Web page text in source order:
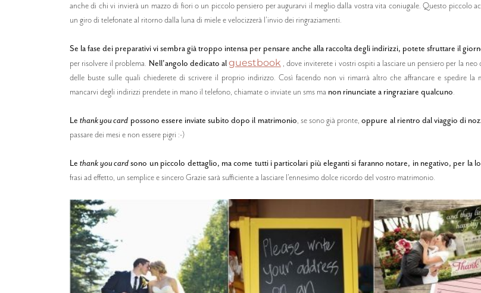
anche di chi vi invierà un mazzo di fiori o un piccolo pensiero per augurarvi il meglio dalla vostra vita coniugale. Questo piccolo
un giro di telefonate al ritorno dalla luna di miele e velocizzerà l'invio dei ringraziamenti.
Se la fase dei preparativi vi sembra già troppo intensa per pensare anche alla raccolta degli indirizzi, potete sfruttare il
per risolvere il problema. Nell'angolo dedicato alguestbook , dove inviterete i vostri ospiti a lasciare un pensiero per la
delle buste sulle quali chiederete di scrivere il proprio indirizzo. Così facendo non vi rimarrà altro che affrancare e spedire la
mancarvi degli indirizzi prendete in mano il telefono, chiamate o inviate un sms ma non rinunciate a ringraziare qualcuno.
Lethank you card possono essere inviate subito dopo il matrimonio, se sono già pronte,oppure al rientro dal viaggio di
passare dei mesi e non essere pigri :-)
Lethank you cardsono un piccolo dettaglio, ma come tutti i particolari più eleganti si faranno notare, in negativo, per la
frasi ad effetto, un semplice e sincero Grazie sarà sufficiente a lasciare l'ennesimo dolce ricordo del vostro matrimonio.